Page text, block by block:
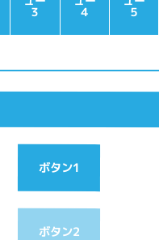
３ ４ ５
ボタン1
ボタン2